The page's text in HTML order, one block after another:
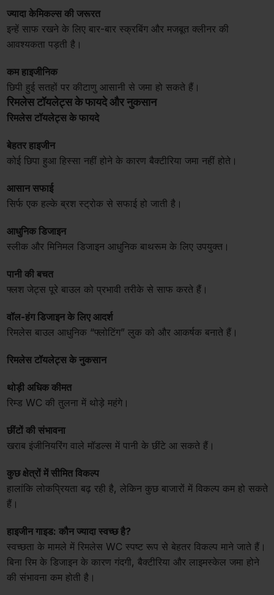
ज्यादा केमिकल्स की जरूरत
इन्हें साफ रखने के लिए बार-बार स्क्रबिंग और मजबूत क्लीनर की
आवश्यकता पड़ती है।
कम हाइजीनिक
छिपी हुई सतहों पर कीटाणु आसानी से जमा हो सकते हैं।
रिमलेस टॉयलेट्स के फायदे और नुकसान
रिमलेस टॉयलेट्स के फायदे
बेहतर हाइजीन
कोई छिपा हुआ हिस्सा नहीं होने के कारण बैक्टीरिया जमा नहीं होते।
आसान सफाई
सिर्फ एक हल्के ब्रश स्ट्रोक से सफाई हो जाती है।
आधुनिक डिजाइन
स्लीक और मिनिमल डिजाइन आधुनिक बाथरूम के लिए उपयुक्त।
पानी की बचत
फ्लश जेट्स पूरे बाउल को प्रभावी तरीके से साफ करते हैं।
वॉल-हंग डिजाइन के लिए आदर्श
रिमलेस बाउल आधुनिक “फ्लोटिंग” लुक को और आकर्षक बनाते हैं।
रिमलेस टॉयलेट्स के नुकसान
थोड़ी अधिक कीमत
रिम्ड WC की तुलना में थोड़े महंगे।
छींटों की संभावना
खराब इंजीनियरिंग वाले मॉडल्स में पानी के छींटे आ सकते हैं।
कुछ क्षेत्रों में सीमित विकल्प
हालांकि लोकप्रियता बढ़ रही है, लेकिन कुछ बाजारों में विकल्प कम हो सकते
हैं।
हाइजीन गाइड: कौन ज्यादा स्वच्छ है?
स्वच्छता के मामले में रिमलेस WC स्पष्ट रूप से बेहतर विकल्प माने जाते हैं।
बिना रिम के डिजाइन के कारण गंदगी, बैक्टीरिया और लाइमस्केल जमा होने
की संभावना कम होती है।